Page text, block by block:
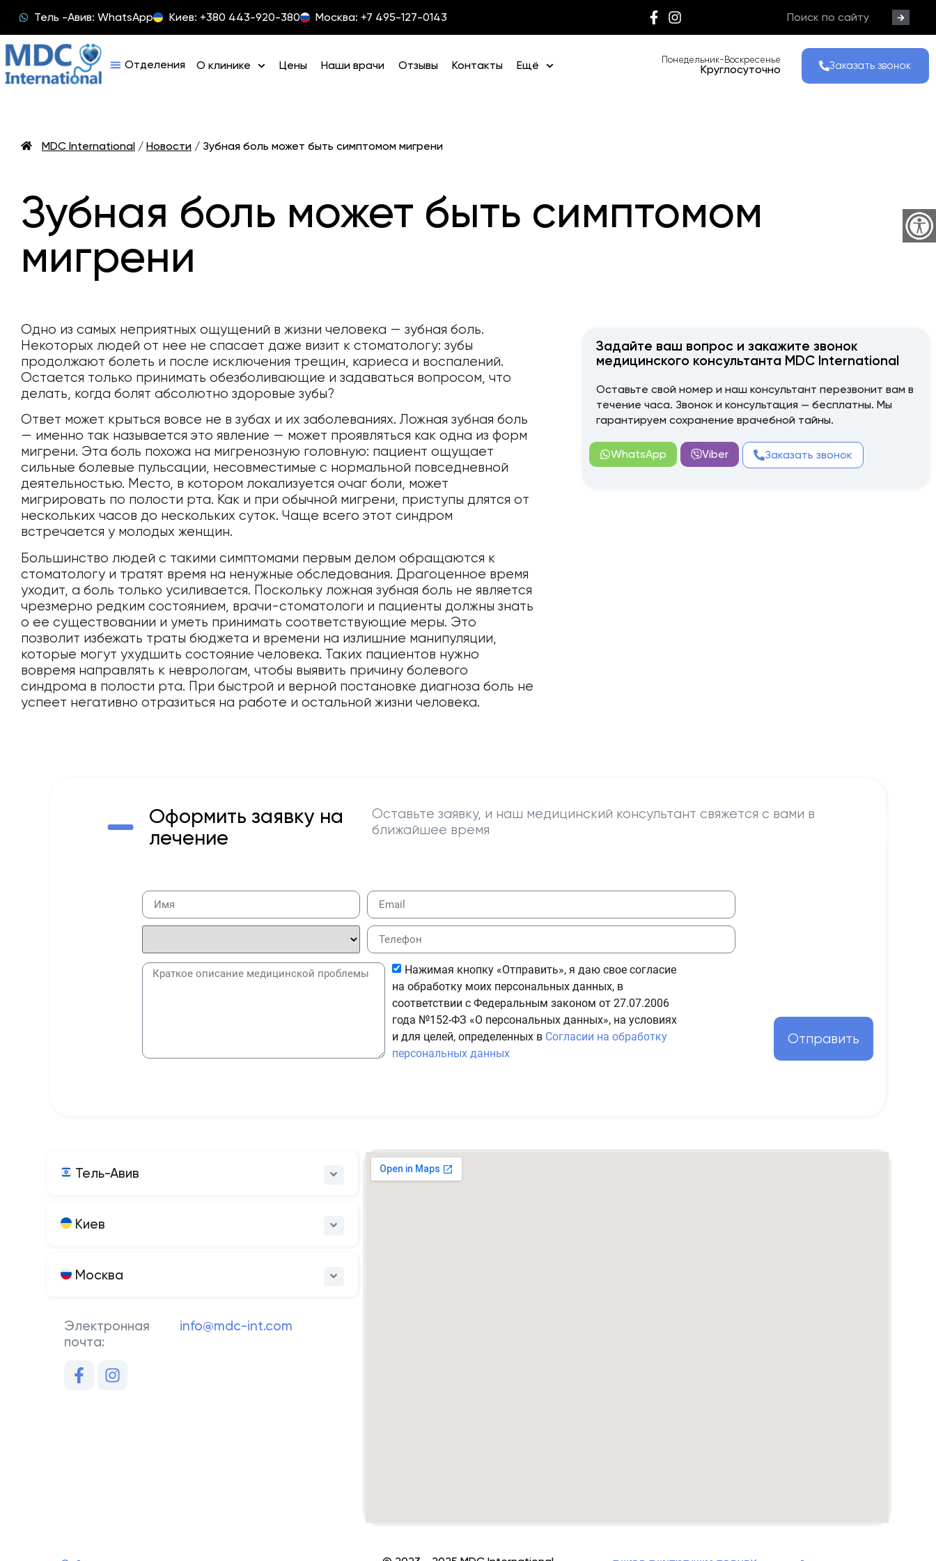
Тель -Авив: WhatsApp Киев: +380 443-920-380 Москва: +7 495-127-0143
О клинике Цены Наши врачи Отзывы Контакты Ещё Понедельник-Воскресенье
Круглосуточно Заказать звонок
MDC International / Новости / Зубная боль может быть симптомом мигрени
Зубная боль может быть симптомом
мигрени
Одно из самых неприятных ощущений в жизни человека — зубная боль.
Некоторых людей от нее не спасает даже визит к стоматологу: зубы
продолжают болеть и после исключения трещин, кариеса и воспалений.
Остается только принимать обезболивающие и задаваться вопросом, что
делать, когда болят абсолютно здоровые зубы?
Ответ может крыться вовсе не в зубах и их заболеваниях. Ложная зубная боль
— именно так называется это явление — может проявляться как одна из форм
мигрени. Эта боль похожа на мигренозную головную: пациент ощущает
сильные болевые пульсации, несовместимые с нормальной повседневной
деятельностью. Место, в котором локализуется очаг боли, может
мигрировать по полости рта. Как и при обычной мигрени, приступы длятся от
нескольких часов до нескольких суток. Чаще всего этот синдром
встречается у молодых женщин.
Большинство людей с такими симптомами первым делом обращаются к
стоматологу и тратят время на ненужные обследования. Драгоценное время
уходит, а боль только усиливается. Поскольку ложная зубная боль не является
чрезмерно редким состоянием, врачи-стоматологи и пациенты должны знать
о ее существовании и уметь принимать соответствующие меры. Это
позволит избежать траты бюджета и времени на излишние манипуляции,
которые могут ухудшить состояние человека. Таких пациентов нужно
вовремя направлять к неврологам, чтобы выявить причину болевого
синдрома в полости рта. При быстрой и верной постановке диагноза боль не
успеет негативно отразиться на работе и остальной жизни человека.
Задайте ваш вопрос и закажите звонок
медицинского консультанта MDC International
Оставьте свой номер и наш консультант перезвонит вам в
течение часа. Звонок и консультация — бесплатны. Мы
гарантируем сохранение врачебной тайны.
WhatsApp Viber Заказать звонок
Оформить заявку на
лечение
Оставьте заявку, и наш медицинский консультант свяжется с вами в
ближайшее время
Нажимая кнопку «Отправить», я даю свое согласие
на обработку моих персональных данных, в
соответствии с Федеральным законом от 27.07.2006
года №152-ФЗ «О персональных данных», на условиях
и для целей, определенных в Согласии на обработку
персональных данных
Отправить
Тель-Авив
Киев
Москва
Электронная
почта:
info@mdc-int.com